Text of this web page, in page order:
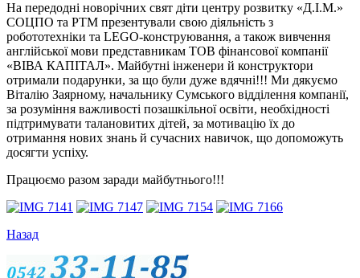
На передодні новорічних свят діти центру розвитку «Д.І.М.»
СОЦПО та РТМ презентували свою діяльність з
робототехніки та LEGO-конструювання, а також вивчення
англійської мови представникам ТОВ фінансової компанії
«ВІВА КАПІТАЛ». Майбутні інженери й конструктори
отримали подарунки, за що були дуже вдячні!!! Ми дякуємо
Віталію Заярному, начальнику Сумського відділення компанії,
за розуміння важливості позашкільної освіти, необхідності
підтримувати талановитих дітей, за мотивацію їх до
отримання нових знань й сучасних навичок, що допоможуть
досягти успіху.
Працюємо разом заради майбутнього!!!
Назад